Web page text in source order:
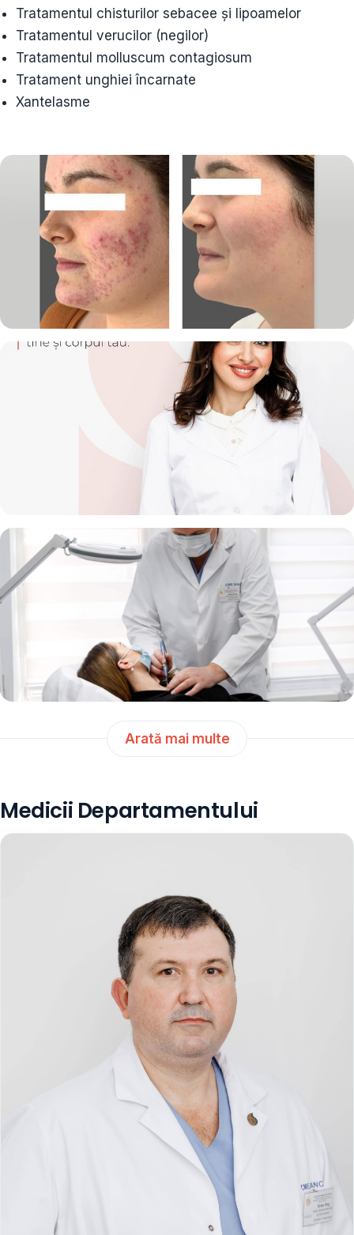
Tratamentul chisturilor sebacee și lipoamelor
Tratamentul verucilor (negilor)
Tratamentul molluscum contagiosum
Tratament unghiei încarnate
Xantelasme
Arată mai multe
Medicii Departamentului